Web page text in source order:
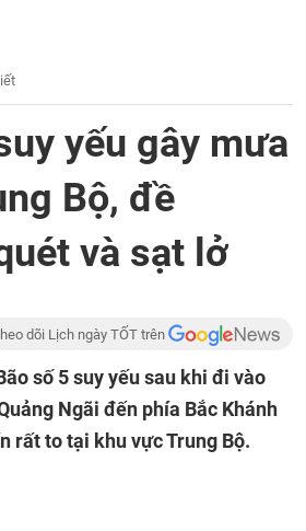
yếu gây mưa
Bộ, đề
và sạt lở
dõi Lịch ngày TỐT trên
số 5 suy yếu sau khi đi vào
Ngãi đến phía Bắc Khánh
rất to tại khu vực Trung Bộ.